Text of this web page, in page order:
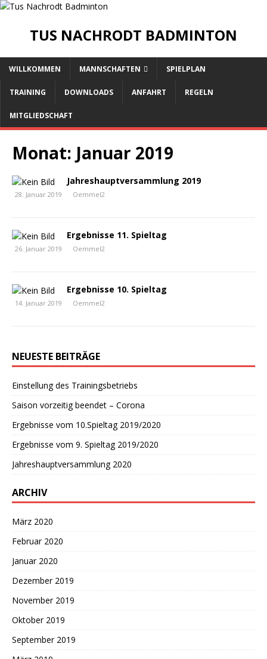
TUS NACHRODT BADMINTON
WILLKOMMEN MANNSCHAFTEN SPIELPLAN
TRAINING DOWNLOADS ANFAHRT REGELN
MITGLIEDSCHAFT
Monat: Januar 2019
Jahreshauptversammlung 2019
28. Januar 2019 Oemmel2
Ergebnisse 11. Spieltag
26. Januar 2019 Oemmel2
Ergebnisse 10. Spieltag
14. Januar 2019 Oemmel2
NEUESTE BEITRÄGE
Einstellung des Trainingsbetriebs
Saison vorzeitig beendet – Corona
Ergebnisse vom 10.Spieltag 2019/2020
Ergebnisse vom 9. Spieltag 2019/2020
Jahreshauptversammlung 2020
ARCHIV
März 2020
Februar 2020
Januar 2020
Dezember 2019
November 2019
Oktober 2019
September 2019